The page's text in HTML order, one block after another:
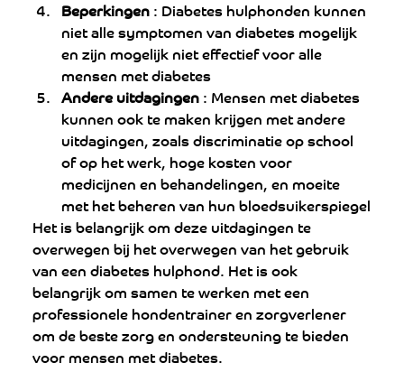
Beperkingen : Diabetes hulphonden kunnen
niet alle symptomen van diabetes mogelijk
en zijn mogelijk niet effectief voor alle
mensen met diabetes
Andere uitdagingen : Mensen met diabetes
kunnen ook te maken krijgen met andere
uitdagingen, zoals discriminatie op school
of op het werk, hoge kosten voor
medicijnen en behandelingen, en moeite
met het beheren van hun bloedsuikerspiegel
Het is belangrijk om deze uitdagingen te
overwegen bij het overwegen van het gebruik
van een diabetes hulphond. Het is ook
belangrijk om samen te werken met een
professionele hondentrainer en zorgverlener
om de beste zorg en ondersteuning te bieden
voor mensen met diabetes.